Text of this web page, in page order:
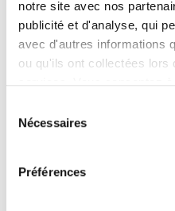
notre site avec nos
publicité et d'analyse, qui
avec d'autres informations
ou qu'ils ont collectées lors
Nécessaires
Préférences